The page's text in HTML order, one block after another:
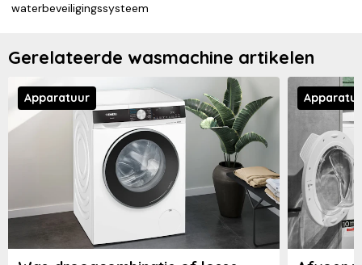
waterbeveiligingssysteem
Gerelateerde wasmachine artikelen
Apparatuur